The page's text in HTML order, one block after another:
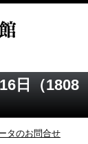
日（1808
タのお問合せ